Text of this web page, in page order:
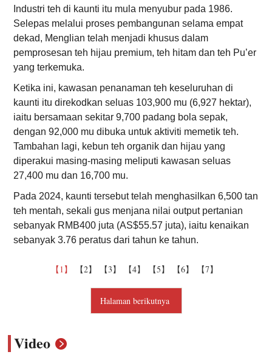
Industri teh di kaunti itu mula menyubur pada 1986.
Selepas melalui proses pembangunan selama empat
dekad, Menglian telah menjadi khusus dalam
pemprosesan teh hijau premium, teh hitam dan teh Pu’er
yang terkemuka.
Ketika ini, kawasan penanaman teh keseluruhan di
kaunti itu direkodkan seluas 103,900 mu (6,927 hektar),
iaitu bersamaan sekitar 9,700 padang bola sepak,
dengan 92,000 mu dibuka untuk aktiviti memetik teh.
Tambahan lagi, kebun teh organik dan hijau yang
diperakui masing-masing meliputi kawasan seluas
27,400 mu dan 16,700 mu.
Pada 2024, kaunti tersebut telah menghasilkan 6,500 tan
teh mentah, sekali gus menjana nilai output pertanian
sebanyak RMB400 juta (AS$55.57 juta), iaitu kenaikan
sebanyak 3.76 peratus dari tahun ke tahun.
【1】 【2】 【3】 【4】 【5】 【6】 【7】
Halaman berikutnya
Video